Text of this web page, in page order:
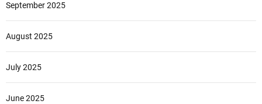
September 2025
August 2025
July 2025
June 2025